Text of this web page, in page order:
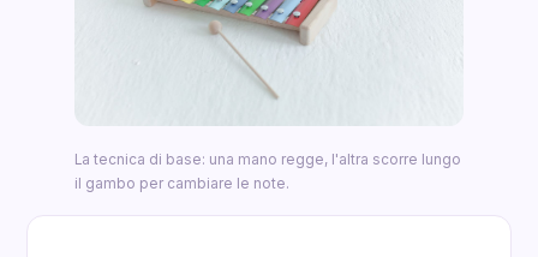
La tecnica di base: una mano regge, l'altra scorre lungo
il gambo per cambiare le note.